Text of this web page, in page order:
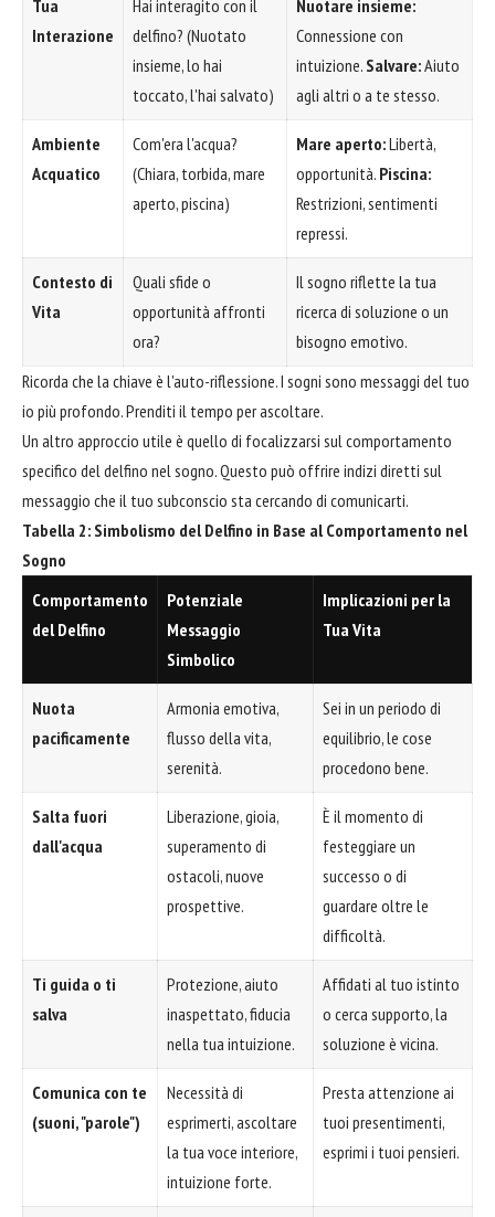
Tua
Interazione
Hai interagito con il
delfino? (Nuotato
insieme, lo hai
toccato, l'hai salvato)
Nuotare insieme:
Connessione con
intuizione. Salvare:Aiuto
agli altri o a te stesso.
Ambiente
Acquatico
Com'era l'acqua?
(Chiara, torbida, mare
aperto, piscina)
Mare aperto:Libertà,
opportunità. Piscina:
Restrizioni, sentimenti
repressi.
Contesto di
Vita
Quali sfide o
opportunità affronti
ora?
Il sogno riflette la tua
ricerca di soluzione o un
bisogno emotivo.
Ricorda che la chiave è l'auto-riflessione. I sogni sono messaggi del tuo
io più profondo. Prenditi il tempo per ascoltare.
Un altro approccio utile è quello di focalizzarsi sul comportamento
specifico del delfino nel sogno. Questo può offrire indizi diretti sul
messaggio che il tuo subconscio sta cercando di comunicarti.
Tabella 2: Simbolismo del Delfino in Base al Comportamento nel
Sogno
Comportamento
del Delfino
Potenziale
Messaggio
Simbolico
Implicazioni per la
Tua Vita
Nuota
pacificamente
Armonia emotiva,
flusso della vita,
serenità.
Sei in un periodo di
equilibrio, le cose
procedono bene.
Salta fuori
dall'acqua
Liberazione, gioia,
superamento di
ostacoli, nuove
prospettive.
È il momento di
festeggiare un
successo o di
guardare oltre le
difficoltà.
Ti guida o ti
salva
Protezione, aiuto
inaspettato, fiducia
nella tua intuizione.
Affidati al tuo istinto
o cerca supporto, la
soluzione è vicina.
Comunica con te
(suoni, "parole")
Necessità di
esprimerti, ascoltare
la tua voce interiore,
intuizione forte.
Presta attenzione ai
tuoi presentimenti,
esprimi i tuoi pensieri.